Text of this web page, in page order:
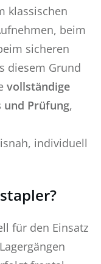
klassischen
beim
sicheren
diesem Grund
vollständige
und Prüfung,
individuell
für den Einsatz